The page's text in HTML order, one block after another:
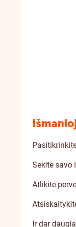
Sekite savo
Atlikite
Ir dar